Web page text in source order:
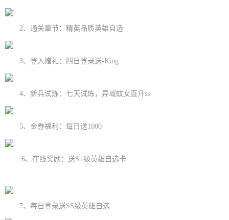
2、通关章节：精英品质英雄自选
3、登入赠礼：四日登录送-King
4、新兵试炼：七天试炼，异域蚊女直升ss
5、金券福利：每日送1000
6、在线奖励：送S+级英雄自选卡
7、每日登录送SS级英雄自选